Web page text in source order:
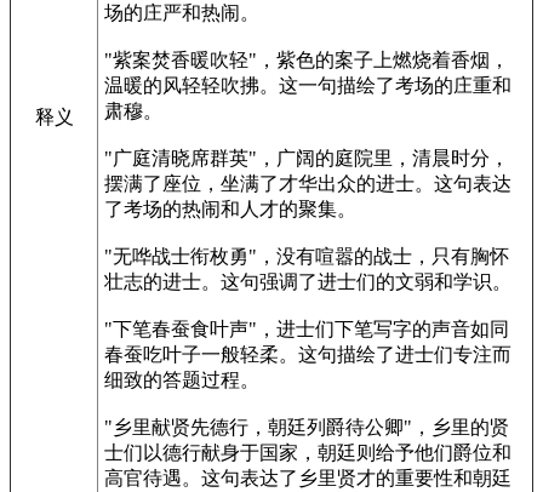
释义
场的庄严和热闹。
"紫案焚香暖吹轻"，紫色的案子上燃烧着香烟，
温暖的风轻轻吹拂。这一句描绘了考场的庄重和
肃穆。
"广庭清晓席群英"，广阔的庭院里，清晨时分，
摆满了座位，坐满了才华出众的进士。这句表达
了考场的热闹和人才的聚集。
"无哗战士衔枚勇"，没有喧嚣的战士，只有胸怀
壮志的进士。这句强调了进士们的文弱和学识。
"下笔春蚕食叶声"，进士们下笔写字的声音如同
春蚕吃叶子一般轻柔。这句描绘了进士们专注而
细致的答题过程。
"乡里献贤先德行，朝廷列爵待公卿"，乡里的贤
士们以德行献身于国家，朝廷则给予他们爵位和
高官待遇。这句表达了乡里贤才的重要性和朝廷